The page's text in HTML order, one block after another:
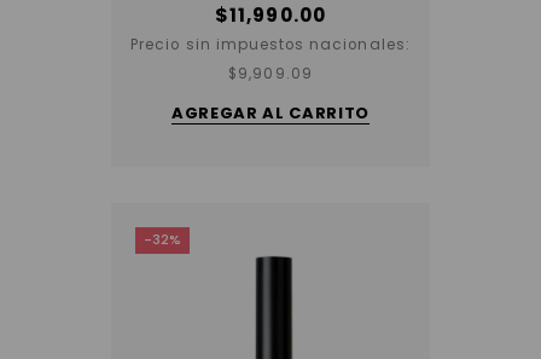
$11,990.00
Precio sin impuestos nacionales:
$9,909.09
AGREGAR AL CARRITO
-32%